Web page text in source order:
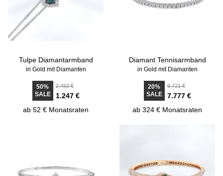
Tulpe Diamantarmband
in Gold mit Diamanten
50%
SALE
2.493 €
1.247 €
ab 52 € Monatsraten
Diamant Tennisarmband
in Gold mit Diamanten
20%
SALE
9.721 €
7.777 €
ab 324 € Monatsraten